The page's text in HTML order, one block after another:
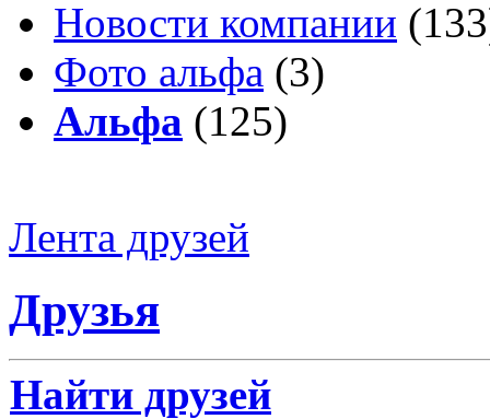
Новости компании
Фото альфа (3)
Альфа (125)
Лента друзей
Друзья
Найти друзей